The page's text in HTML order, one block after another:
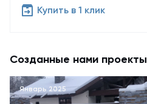
Купить в 1 клик
Созданные нами проекты
Январь 2025